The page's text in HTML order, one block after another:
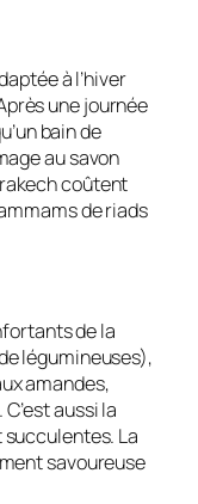
à l’hiver
une journée
bain de
au savon
coûtent
de riads
de la
légumineuses),
amandes,
aussi la
La
savoureuse